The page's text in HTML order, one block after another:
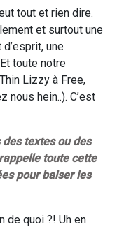
tout et rien dire.
et surtout une
une
toute notre
Lizzy à Free,
nous hein..). C’est
des textes ou des
toute cette
pour baiser les
de quoi ?! Uh en